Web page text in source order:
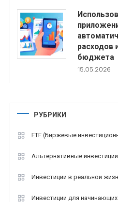
расходов
бюджета
15.05.2026
РУБРИКИ
ETF (Биржевые
Альтернативные инвестиции
Инвестиции в реальной
Инвестиции для начинающих